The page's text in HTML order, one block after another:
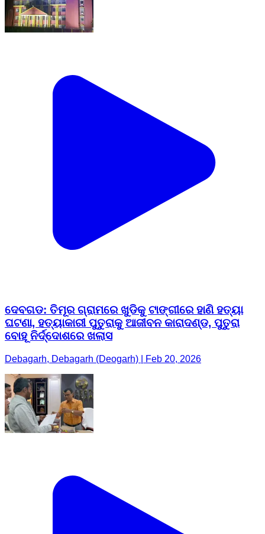
ଦେବଗଡ: ତିମୂର ଗ୍ରାମରେ ଖୁଡିକୁ ଟାଙ୍ଗୀରେ ହାଣି ହତ୍ୟା
ଘଟଣା, ହତ୍ୟାକାରୀ ପୁତୁରାକୁ ଆଜୀବନ କାରାଦଣ୍ଡ, ପୁତୁରା
ବୋହୂ ନିର୍ଦ୍ଦୋଶରେ ଖଲାସ
Debagarh, Debagarh (Deogarh) | Feb 20, 2026